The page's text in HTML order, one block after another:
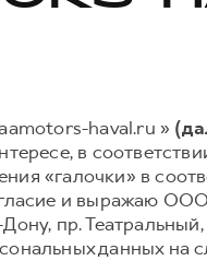
haval.ru »
в
«галочки» в
и выражаю
пр.
данных на